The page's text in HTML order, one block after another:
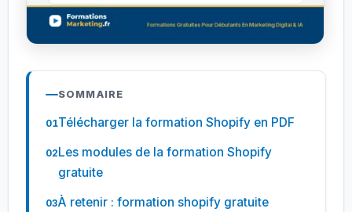
SOMMAIRE
Télécharger la formation Shopify en PDF
Les modules de la formation Shopify
gratuite
À retenir : formation shopify gratuite